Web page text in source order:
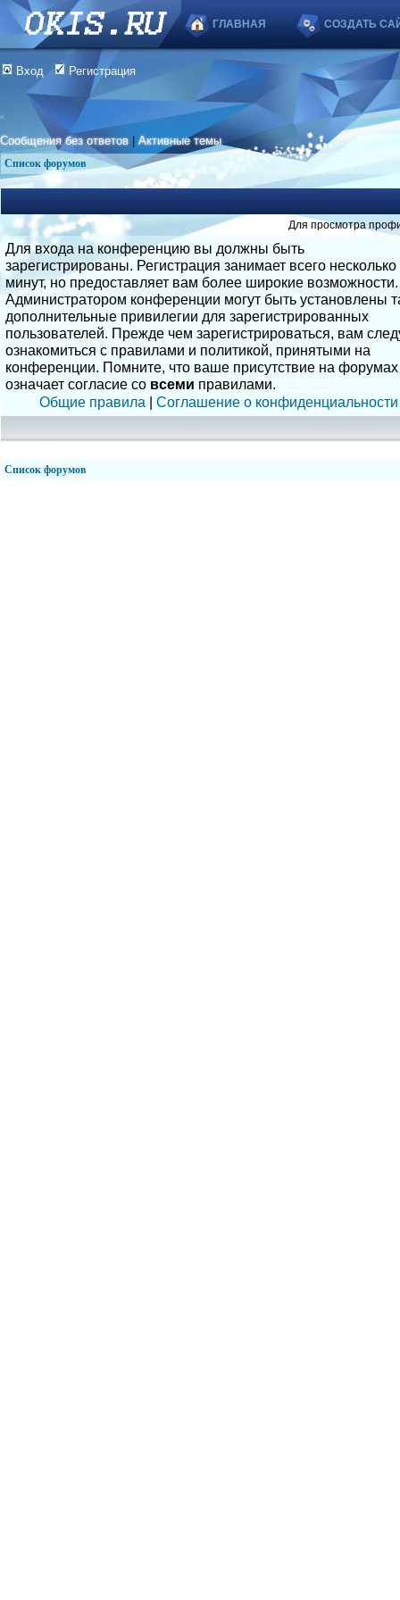
ГЛАВНАЯ СОЗДАТЬ
Вход Регистрация
Сообщения без ответов |Активные темы
Список форумов
Для просмотра
Для входа на конференцию вы должны быть
зарегистрированы. Регистрация занимает всего несколько
минут, но предоставляет вам более широкие возможности.
Администратором конференции могут быть установлены
дополнительные привилегии для зарегистрированных
пользователей. Прежде чем зарегистрироваться, вам
ознакомиться с правилами и политикой, принятыми на
конференции. Помните, что ваше присутствие на форумах
означает согласие со всеми правилами.
Общие правила | Соглашение о конфиденциальности
Список форумов